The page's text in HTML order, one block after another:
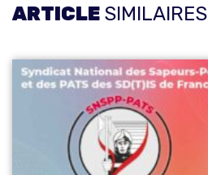
ARTICLE SIMILAIRES